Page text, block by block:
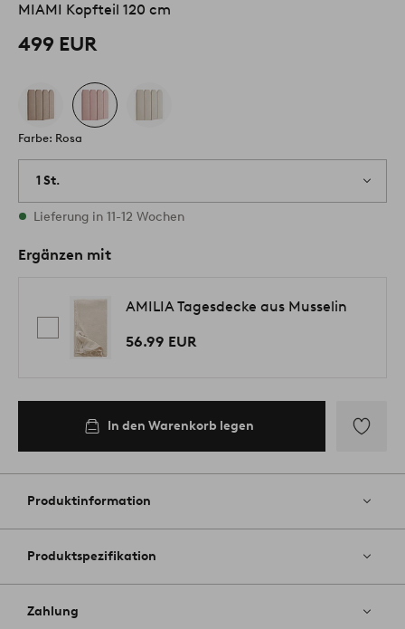
MIAMI Kopfteil 120 cm
499 EUR
Farbe: Rosa
1 St.
Vorrätig
Lieferung in 11-12 Wochen
Ergänzen mit
AMILIA Tagesdecke aus Musselin
56.99 EUR
In den Warenkorb legen
Favoriten
Produktinformation
Produktspezifikation
Zahlung